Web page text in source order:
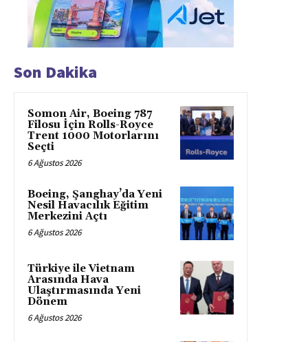
Son Dakika
Somon Air, Boeing 787
Filosu İçin Rolls-Royce
Trent 1000 Motorlarını
Seçti
6 Ağustos 2026
Boeing, Şanghay’da Yeni
Nesil Havacılık Eğitim
Merkezini Açtı
6 Ağustos 2026
Türkiye ile Vietnam
Arasında Hava
Ulaştırmasında Yeni
Dönem
6 Ağustos 2026